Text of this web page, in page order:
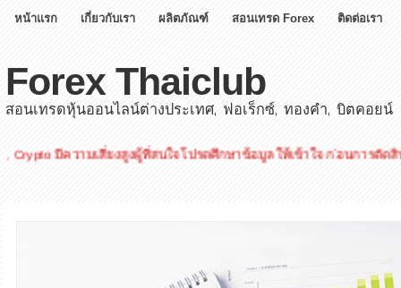
หน้าแรก เกี่ยวกับเรา ผลิตภัณฑ์ สอนเทรด Forex ติดต่อเรา
Forex Thaiclub
สอนเทรดหุ้นออนไลน์ต่างประเทศ, ฟอเร็กซ์, ทองคำ, บิตคอยน์
มีความเสี่ยงสูงผู้ที่สนใจโปรดศึกษาข้อมูลให้เข้าใจ ก่อนการตัดสินใจลง